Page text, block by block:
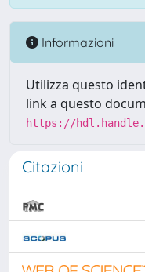
Informazioni
Utilizza questo
link a questo
https://
Citazioni